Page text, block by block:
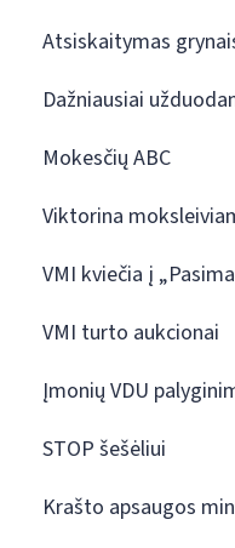
Atsiskaitymas
Dažniausiai
Mokesčių ABC
Viktorina
VMI kviečia į
VMI turto aukcionai
Įmonių VDU
STOP šešėliui
Krašto apsaugos